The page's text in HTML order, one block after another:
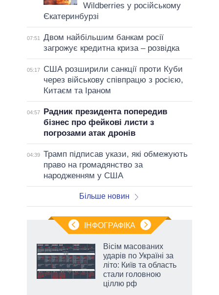
Wildberries у російському
Єкатеринбурзі
07:51
Двом найбільшим банкам росії
загрожує кредитна криза – розвідка
05:17
США розширили санкції проти Куби
через військову співпрацю з росією,
Китаєм та Іраном
04:57
Радник президента попередив
бізнес про фейкові листи з
погрозами атак дронів
04:39 Трамп підписав укази, які обмежують
право на громадянство за
народженням у США
Більше новин
ІНФОГРАФІКА
Вісім масованих
ударів по Україні за
літо: Київ та область
стали головною
ціллю рф